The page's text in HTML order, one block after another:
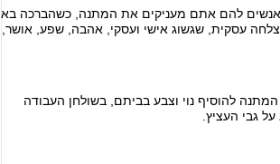
לאנשים להם אתם מעניקים את המתנה, כשהברכה בא
עסקית, שגשוג אישי ועסקי, אהבה, שפע, אושר,
להוסיף נוי וצבע בביתם, בשולחן העבודה
גבי העציץ.